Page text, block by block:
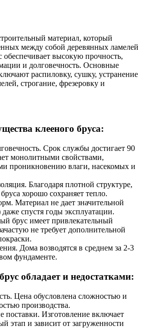
материал, который
между собой деревянных ламелей
обеспечивает высокую прочность,
и долговечность. Основные
распиловку, сушку, устранение
строгание, фрезеровку и
клееного бруса:
Срок службы достигает 90
монолитными свойствами,
проникновению влаги, насекомых и
Благодаря плотной структуре,
хорошо сохраняет тепло.
Материал не дает значительной
спустя годы эксплуатации.
брус имеет привлекательный
не требует дополнительной
Дома возводятся в среднем за 2-3
фундаменте.
обладает и недостатками:
Цена обусловлена сложностью и
производства.
поставки. Изготовление включает
этап и зависит от загруженности